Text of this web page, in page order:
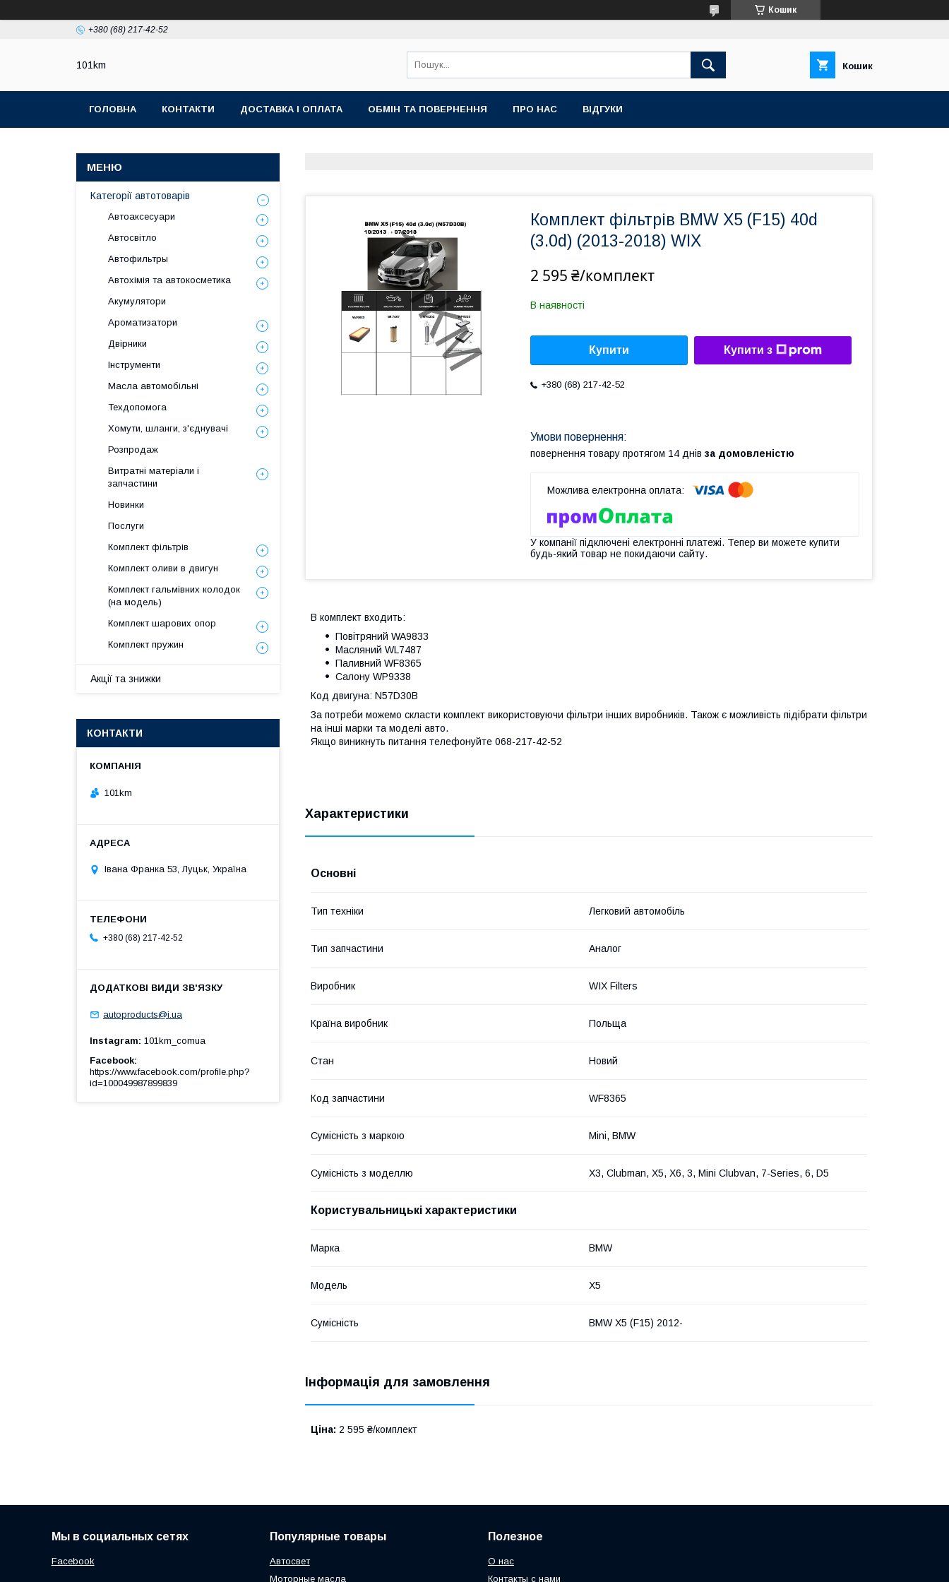
Кошик
+380 (68) 217-42-52
101km Кошик
ГОЛОВНА КОНТАКТИ ДОСТАВКА І ОПЛАТА ОБМІН ТА ПОВЕРНЕННЯ ПРО НАС ВІДГУКИ
Комплект фільтрів BMW X5 (F15) 40d
(3.0d) (2013-2018) WIX
2 595 ₴/комплект
В наявності
Купити Купити з
+380 (68) 217-42-52
повернення товару протягом 14 днів за домовленістю
У компанії підключені електронні платежі. Тепер ви можете купити
будь-який товар не покидаючи сайту.
В комплект входить:
Повітряний WA9833
Масляний WL7487
Паливний WF8365
Салону WP9338
Код двигуна: N57D30B
За потреби можемо скласти комплект використовуючи фільтри інших виробників. Також є можливість підібрати фільтри
на інші марки та моделі авто.
Якщо виникнуть питання телефонуйте 068-217-42-52
Характеристики
Основні
Тип техніки Легковий автомобіль
Тип запчастини Аналог
Виробник WIX Filters
Країна виробник Польща
Стан Новий
Код запчастини WF8365
Сумісність з маркою Mini, BMW
Сумісність з моделлю X3, Clubman, X5, X6, 3, Mini Clubvan, 7-Series, 6, D5
Користувальницькі характеристики
Марка BMW
Модель X5
Сумісність BMW X5 (F15) 2012-
Інформація для замовлення
Ціна: 2 595 ₴/комплект
Категорії автотоварів
Автоаксесуари
Автосвітло
Автофильтры
Автохімія та автокосметика
Акумулятори
Ароматизатори
Двірники
Інструменти
Масла автомобільні
Техдопомога
Хомути, шланги, з'єднувачі
Розпродаж
Витратні матеріали і
запчастини
Новинки
Послуги
Комплект фільтрів
Комплект оливи в двигун
Комплект гальмівних колодок
(на модель)
Комплект шарових опор
Комплект пружин
Акції та знижки
КОНТАКТИ
101km
Івана Франка 53, Луцьк, Україна
+380 (68) 217-42-52
autoproducts@i.ua
Instagram 101km_comua
Facebook
https://www.facebook.com/profile.php?
id=100049987899839
Мы в социальных сетях
Facebook
Популярные товары
Автосвет
Моторные масла
Полезное
О нас
Контакты с нами